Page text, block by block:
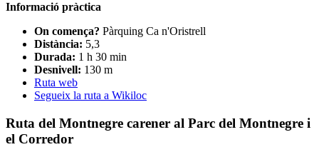
Informació pràctica
On comença? Pàrquing Ca n'Oristrell
Distància: 5,3
Durada: 1 h 30 min
Desnivell: 130 m
Ruta web
Segueix la ruta a Wikiloc
Ruta del Montnegre carener al Parc del Montnegre i
el Corredor